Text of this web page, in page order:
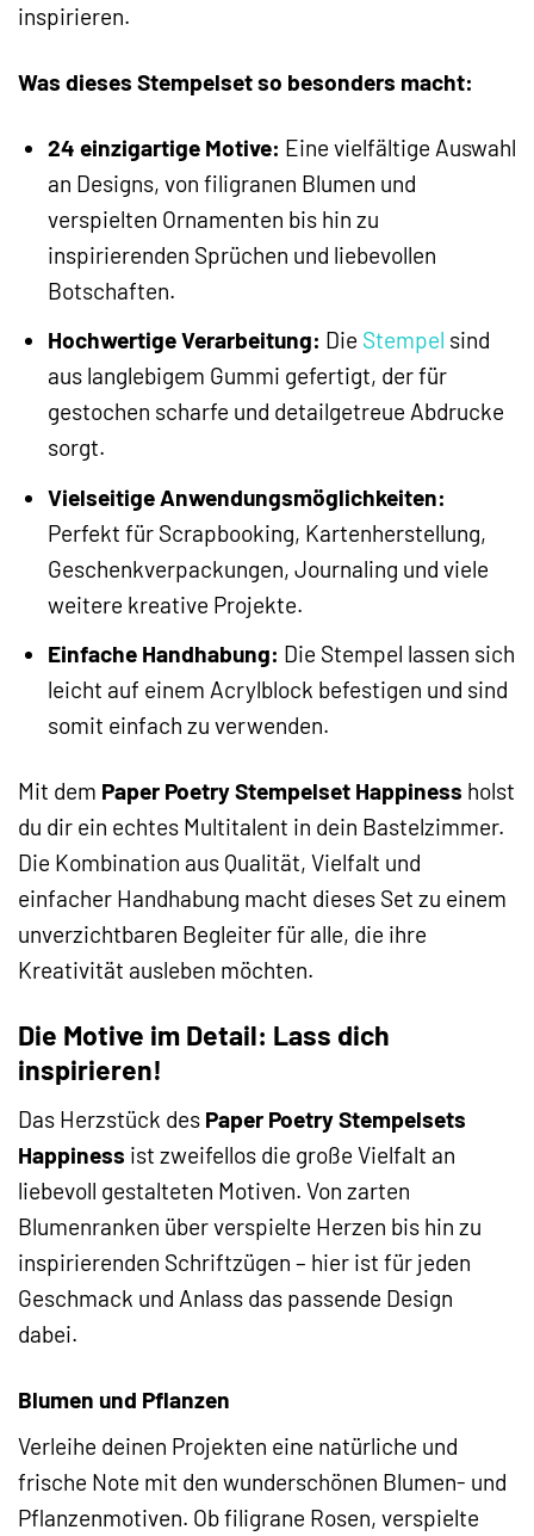
inspirieren.
Was dieses Stempelset so besonders macht:
24 einzigartige Motive: Eine vielfältige Auswahl
an Designs, von filigranen Blumen und
verspielten Ornamenten bis hin zu
inspirierenden Sprüchen und liebevollen
Botschaften.
Hochwertige Verarbeitung: Die Stempel sind
aus langlebigem Gummi gefertigt, der für
gestochen scharfe und detailgetreue Abdrucke
sorgt.
Vielseitige Anwendungsmöglichkeiten:
Perfekt für Scrapbooking, Kartenherstellung,
Geschenkverpackungen, Journaling und viele
weitere kreative Projekte.
Einfache Handhabung: Die Stempel lassen sich
leicht auf einem Acrylblock befestigen und sind
somit einfach zu verwenden.
Mit dem Paper Poetry Stempelset Happiness holst
du dir ein echtes Multitalent in dein Bastelzimmer.
Die Kombination aus Qualität, Vielfalt und
einfacher Handhabung macht dieses Set zu einem
unverzichtbaren Begleiter für alle, die ihre
Kreativität ausleben möchten.
Die Motive im Detail: Lass dich
inspirieren!
Das Herzstück des Paper Poetry Stempelsets
Happiness ist zweifellos die große Vielfalt an
liebevoll gestalteten Motiven. Von zarten
Blumenranken über verspielte Herzen bis hin zu
inspirierenden Schriftzügen – hier ist für jeden
Geschmack und Anlass das passende Design
dabei.
Blumen und Pflanzen
Verleihe deinen Projekten eine natürliche und
frische Note mit den wunderschönen Blumen- und
Pflanzenmotiven. Ob filigrane Rosen, verspielte